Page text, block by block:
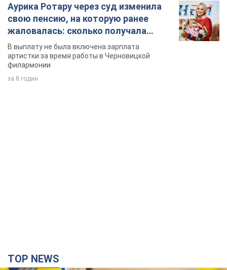
Аурика Ротару через суд изменила
свою пенсию, на которую ранее
жаловалась: сколько получала
певица
В выплату не была включена зарплата
артистки за время работы в Черновицкой
филармонии
за 8 годин
TOP NEWS